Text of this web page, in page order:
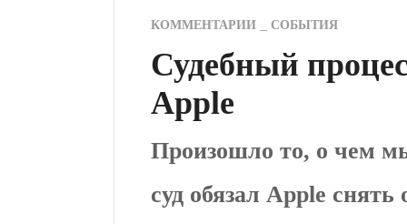
КОММЕНТАРИИ СОБЫТИЯ
Судебный
Apple
Произошло то, о чем
суд обязал Apple